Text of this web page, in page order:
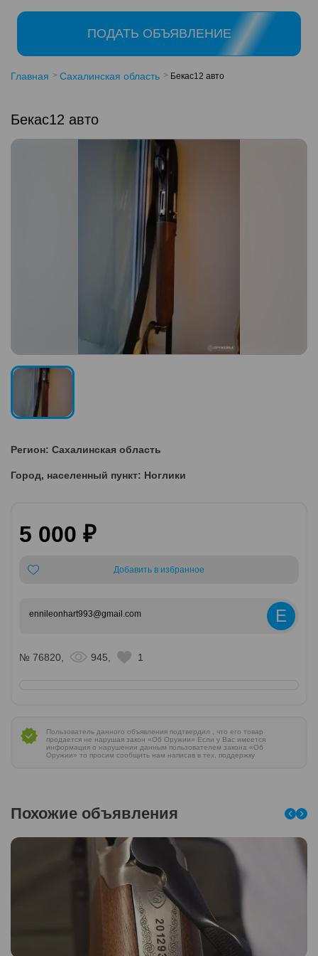
ПОДАТЬ ОБЪЯВЛЕНИЕ
Главная Сахалинская область Бекас12 авто
Бекас12 авто
Регион: Сахалинская область
Город, населенный пункт: Ноглики
5 000 ₽
Добавить в избранное
ennileonhart993@gmail.com E
№ 76820, 945, 1
Пользователь данного объявления подтвердил , что его товар
продается не нарушая закон «Об Оружии» Если у Вас имеется
информация о нарушении данным пользователем закона «Об
Оружии» то просим сообщить нам написав в тех. поддержку
Похожие объявления